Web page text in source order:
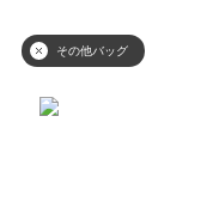
その他バッグ